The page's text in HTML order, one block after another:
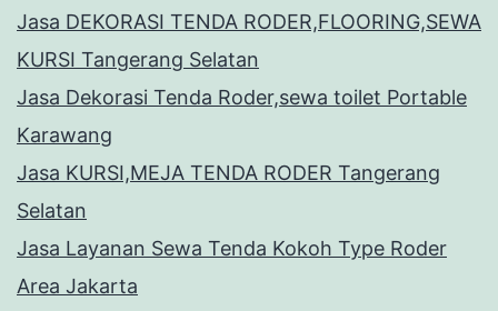
Jasa DEKORASI TENDA RODER,FLOORING,SEWA
KURSI Tangerang Selatan
Jasa Dekorasi Tenda Roder,sewa toilet Portable
Karawang
Jasa KURSI,MEJA TENDA RODER Tangerang
Selatan
Jasa Layanan Sewa Tenda Kokoh Type Roder
Area Jakarta